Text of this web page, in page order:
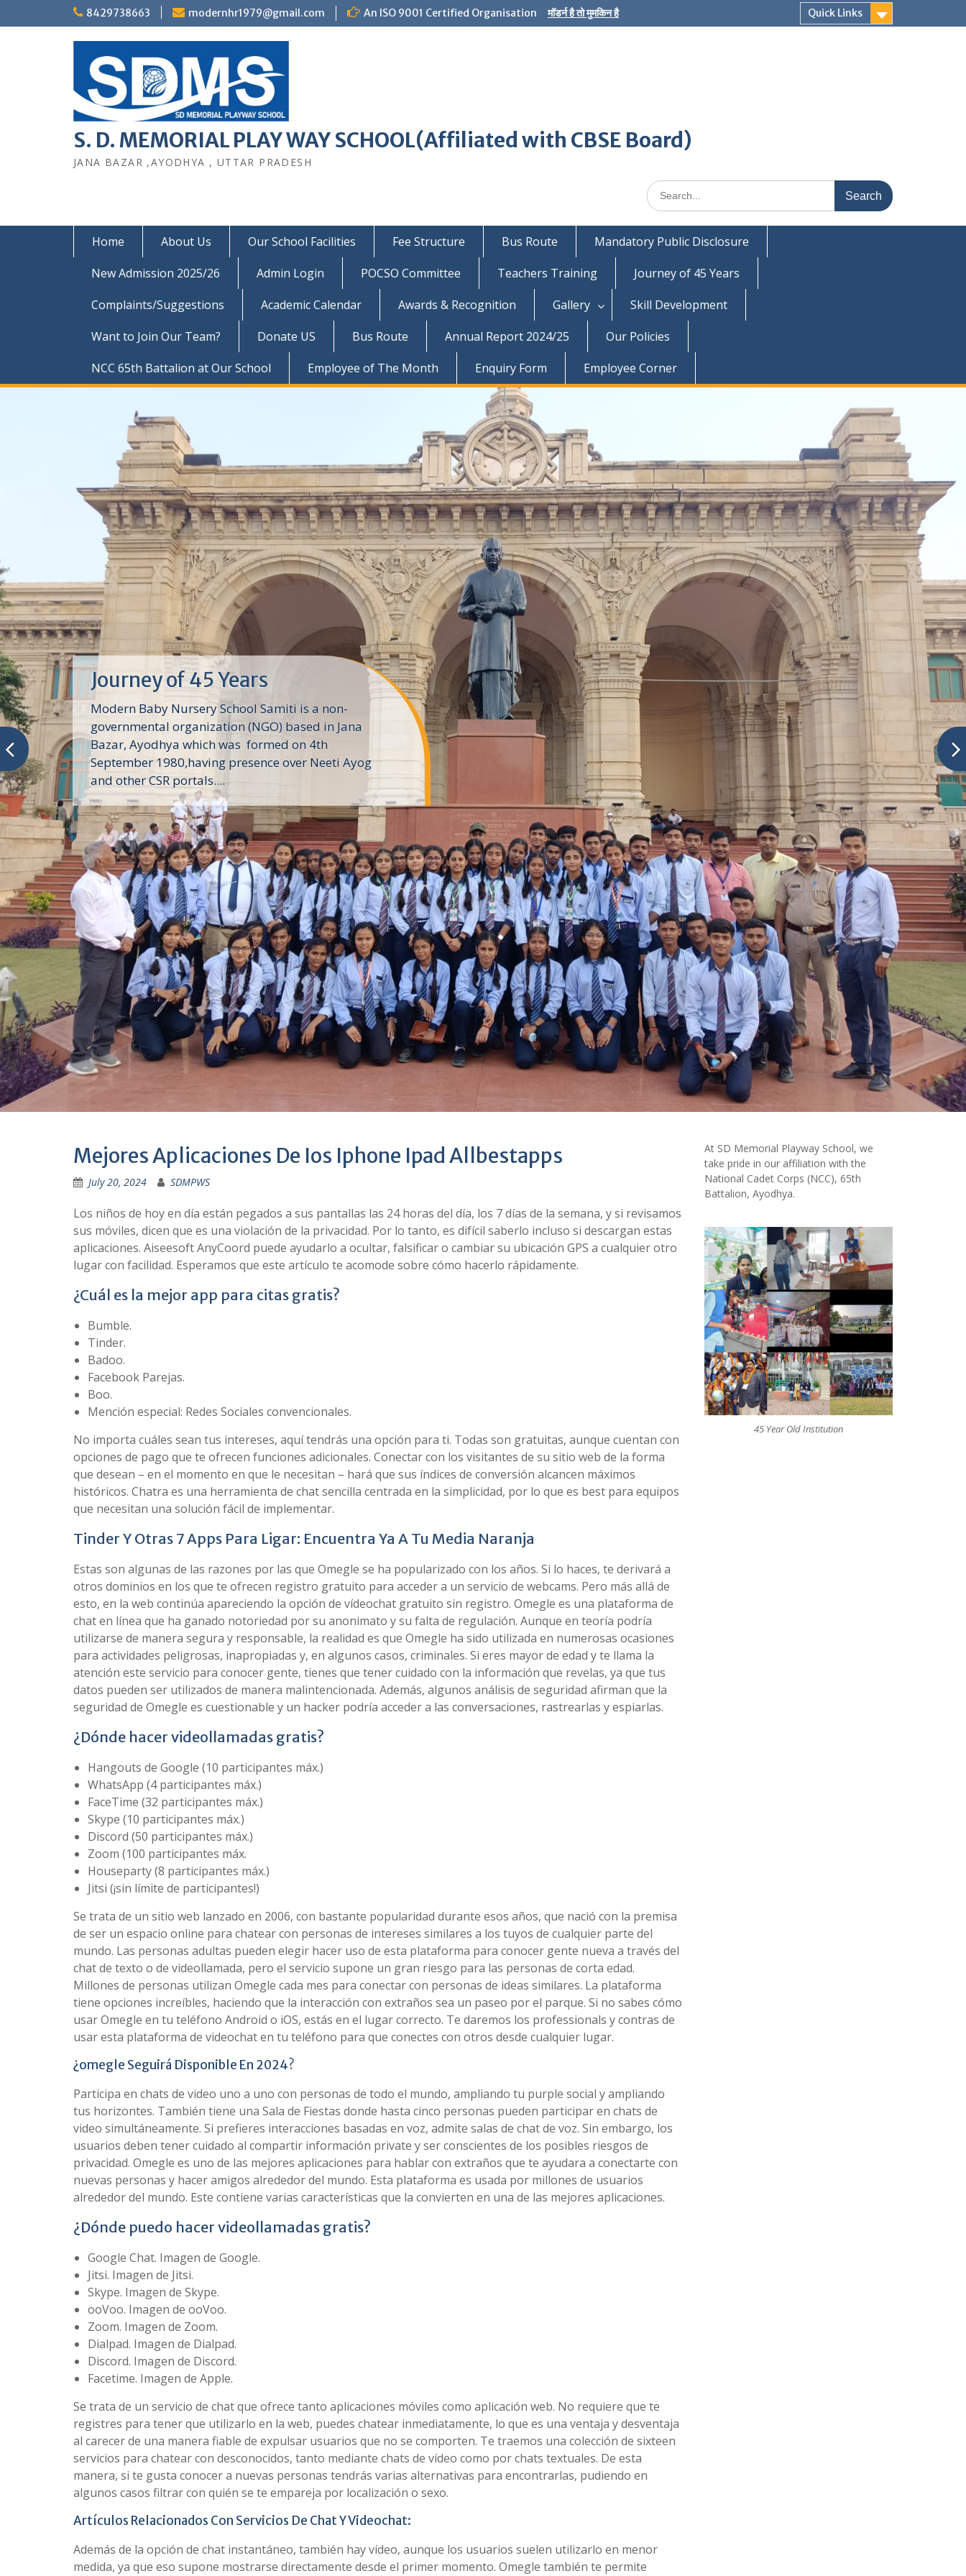
8429738663 modernhr1979@gmail.com An ISO 9001 Certified Organisation मॉडर्न है तो मुमकिन है Quick Links
S. D. MEMORIAL PLAY WAY SCHOOL(Affiliated with CBSE Board)
JANA BAZAR ,AYODHYA , UTTAR PRADESH
Search
for:
Home About Us Our School Facilities Fee Structure Bus Route
Mandatory Public Disclosure
New Admission 2025/26
Admin Login POCSO Committee Teachers Training
Journey of 45 Years
Complaints/Suggestions
Academic Calendar Awards & Recognition Gallery
Skill Development
Want to Join Our Team?
Donate US Bus Route Annual Report 2024/25
Our Policies
NCC 65th Battalion at Our School
Employee of The Month Enquiry Form Employee Corner
Journey of 45 Years
Modern Baby Nursery School Samiti is a non-
governmental organization (NGO) based in Jana
Bazar, Ayodhya which was formed on 4th
September 1980,having presence over Neeti Ayog
and other CSR portals....
Mejores Aplicaciones De Ios Iphone Ipad Allbestapps
July 20, 2024 SDMPWS
Los niños de hoy en día están pegados a sus pantallas las 24 horas del día, los 7 días de la semana, y si revisamos
sus móviles, dicen que es una violación de la privacidad. Por lo tanto, es difícil saberlo incluso si descargan estas
aplicaciones. Aiseesoft AnyCoord puede ayudarlo a ocultar, falsificar o cambiar su ubicación GPS a cualquier otro
lugar con facilidad. Esperamos que este artículo te acomode sobre cómo hacerlo rápidamente.
¿Cuál es la mejor app para citas gratis?
Bumble.
Tinder.
Badoo.
Facebook Parejas.
Boo.
Mención especial: Redes Sociales convencionales.
No importa cuáles sean tus intereses, aquí tendrás una opción para ti. Todas son gratuitas, aunque cuentan con
opciones de pago que te ofrecen funciones adicionales. Conectar con los visitantes de su sitio web de la forma
que desean – en el momento en que le necesitan – hará que sus índices de conversión alcancen máximos
históricos. Chatra es una herramienta de chat sencilla centrada en la simplicidad, por lo que es best para equipos
que necesitan una solución fácil de implementar.
Tinder Y Otras 7 Apps Para Ligar: Encuentra Ya A Tu Media Naranja
Estas son algunas de las razones por las que Omegle se ha popularizado con los años. Si lo haces, te derivará a
otros dominios en los que te ofrecen registro gratuito para acceder a un servicio de webcams. Pero más allá de
esto, en la web continúa apareciendo la opción de vídeochat gratuito sin registro. Omegle es una plataforma de
chat en línea que ha ganado notoriedad por su anonimato y su falta de regulación. Aunque en teoría podría
utilizarse de manera segura y responsable, la realidad es que Omegle ha sido utilizada en numerosas ocasiones
para actividades peligrosas, inapropiadas y, en algunos casos, criminales. Si eres mayor de edad y te llama la
atención este servicio para conocer gente, tienes que tener cuidado con la información que revelas, ya que tus
datos pueden ser utilizados de manera malintencionada. Además, algunos análisis de seguridad afirman que la
seguridad de Omegle es cuestionable y un hacker podría acceder a las conversaciones, rastrearlas y espiarlas.
¿Dónde hacer videollamadas gratis?
Hangouts de Google (10 participantes máx.)
WhatsApp (4 participantes máx.)
FaceTime (32 participantes máx.)
Skype (10 participantes máx.)
Discord (50 participantes máx.)
Zoom (100 participantes máx.
Houseparty (8 participantes máx.)
Jitsi (¡sin límite de participantes!)
Se trata de un sitio web lanzado en 2006, con bastante popularidad durante esos años, que nació con la premisa
de ser un espacio online para chatear con personas de intereses similares a los tuyos de cualquier parte del
mundo. Las personas adultas pueden elegir hacer uso de esta plataforma para conocer gente nueva a través del
chat de texto o de videollamada, pero el servicio supone un gran riesgo para las personas de corta edad.
Millones de personas utilizan Omegle cada mes para conectar con personas de ideas similares. La plataforma
tiene opciones increíbles, haciendo que la interacción con extraños sea un paseo por el parque. Si no sabes cómo
usar Omegle en tu teléfono Android o iOS, estás en el lugar correcto. Te daremos los professionals y contras de
usar esta plataforma de videochat en tu teléfono para que conectes con otros desde cualquier lugar.
¿omegle Seguirá Disponible En 2024?
Participa en chats de video uno a uno con personas de todo el mundo, ampliando tu purple social y ampliando
tus horizontes. También tiene una Sala de Fiestas donde hasta cinco personas pueden participar en chats de
video simultáneamente. Si prefieres interacciones basadas en voz, admite salas de chat de voz. Sin embargo, los
usuarios deben tener cuidado al compartir información private y ser conscientes de los posibles riesgos de
privacidad. Omegle es uno de las mejores aplicaciones para hablar con extraños que te ayudara a conectarte con
nuevas personas y hacer amigos alrededor del mundo. Esta plataforma es usada por millones de usuarios
alrededor del mundo. Este contiene varias características que la convierten en una de las mejores aplicaciones.
¿Dónde puedo hacer videollamadas gratis?
Google Chat. Imagen de Google.
Jitsi. Imagen de Jitsi.
Skype. Imagen de Skype.
ooVoo. Imagen de ooVoo.
Zoom. Imagen de Zoom.
Dialpad. Imagen de Dialpad.
Discord. Imagen de Discord.
Facetime. Imagen de Apple.
Se trata de un servicio de chat que ofrece tanto aplicaciones móviles como aplicación web. No requiere que te
registres para tener que utilizarlo en la web, puedes chatear inmediatamente, lo que es una ventaja y desventaja
al carecer de una manera fiable de expulsar usuarios que no se comporten. Te traemos una colección de sixteen
servicios para chatear con desconocidos, tanto mediante chats de vídeo como por chats textuales. De esta
manera, si te gusta conocer a nuevas personas tendrás varias alternativas para encontrarlas, pudiendo en
algunos casos filtrar con quién se te empareja por localización o sexo.
Artículos Relacionados Con Servicios De Chat Y Videochat:
Además de la opción de chat instantáneo, también hay vídeo, aunque los usuarios suelen utilizarlo en menor
medida, ya que eso supone mostrarse directamente desde el primer momento. Omegle también te permite
At SD Memorial Playway School, we
take pride in our affiliation with the
National Cadet Corps (NCC), 65th
Battalion, Ayodhya.
45 Year Old Institution